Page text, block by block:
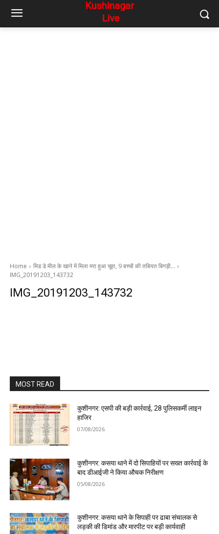
Home
मिड डे मील के खाने में मिला मरा हुआ चूहा, 9 बच्चों की तबियत बिगड़ी…
IMG_20191203_143732
IMG_20191203_143732
MOST READ
कुशीनगर: एसपी की बड़ी कार्रवाई, 28 पुलिसकर्मी लाइन
हाजिर
07/08/2026
कुशीनगर: कसया थाने में दो सिपाहियों पर सख्त कार्रवाई के
बाद डीआईजी ने किया औचक निरीक्षण
05/08/2026
कुशीनगर: कसया थाने के सिपाही पर ढाबा संचालक से
लड़की की डिमांड और मारपीट पर बड़ी कार्यवाही